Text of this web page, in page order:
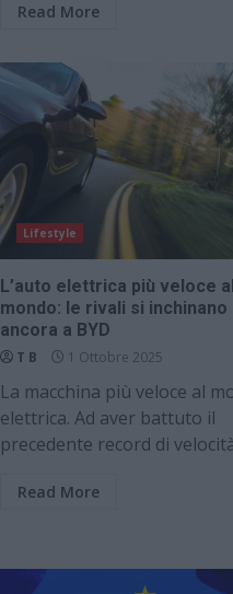
Read More
Lifestyle
L’auto elettrica più veloce al
mondo: le rivali si inchinano
ancora a BYD
T B 1 Ottobre 2025
La macchina più veloce al
elettrica. Ad aver battuto il
precedente record di
Read More